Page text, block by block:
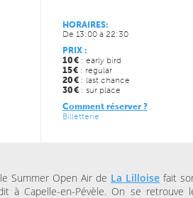
HORAIRES:
De 13:00 à 22:30
PRIX :
10€ : early bird
15€ : regular
20€ : last chance
30€ : sur place
Comment réserver ?
Billetterie
Summer Open Air de La Lilloise fait
à Capelle-en-Pévèle. On se retrouve
#4
JEUDI 29 OCTOBRE 2026
CINÉMA
LE NOUVEAU SIÈCLE
Coco, le ciné-concert
JEUDI 19 NOVEMBRE 2026
SPECTACLES
THÉÂTRE MASSENET